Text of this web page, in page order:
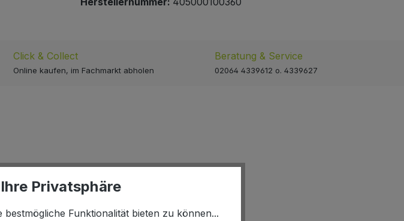
Click & Collect
Online kaufen, im Fachmarkt abholen
Beratung & Service
02064 4339612 o. 4339627
Privatsphäre
Funktionalität bieten zu können...